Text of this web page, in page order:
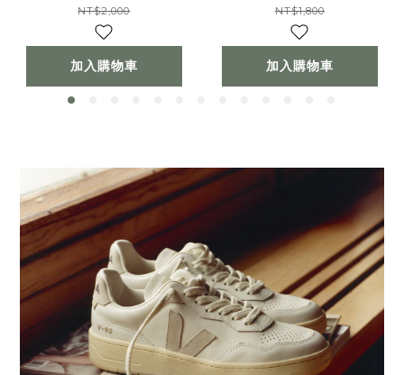
NT$2,000
加入購物車
NT$1,800
加入購物車